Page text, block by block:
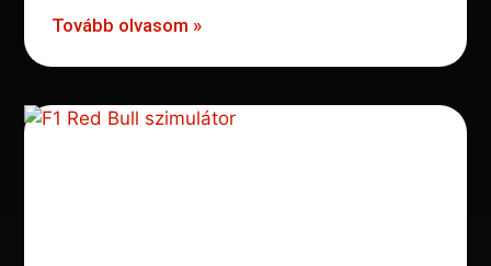
Tovább olvasom »